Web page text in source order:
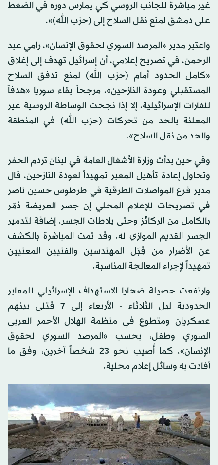
غير مباشرة للجانب الروسي كي يمارس دوره في الضغط
على دمشق لمنع نقل السلاح إلى (حزب الله)».
واعتبر مدير «المرصد السوري لحقوق الإنسان»، رامي عبد
الرحمن، في تصريح إعلامي، أن إسرائيل تهدف إلى إغلاق
«كامل الحدود أمام (حزب الله) لمنع تدفق السلاح
المستقبلي وعودة النازحين»، مرجحاً بقاء سوريا «هدفاً
للغارات الإسرائيلية، إلا إذا نجحت الوساطة الروسية غير
المعلنة بالحد من تحركات (حزب الله) في المنطقة
والحد من نقل السلاح».
وفي حين بدأت وزارة الأشغال العامة في لبنان تردم الحفر
وتحاول إعادة تأهيل المعبر تمهيداً لعودة النازحين، قال
مدير فرع المواصلات الطرقية في طرطوس حسين ناصر
في تصريحات للإعلام المحلي إن جسر العريضة دُمّر
بالكامل من الركائز وحتى بلاطات الجسر، إضافة لتدمير
الجسر القديم الموازي له. وقد تمت المباشرة بالكشف
عن الأضرار من قِبَل المهندسين والفنيين المعنيين
تمهيداً لإجراء المعالجة المناسبة.
وارتفعت حصيلة ضحايا الاستهداف الإسرائيلي للمعابر
الحدودية ليل الثلاثاء - الأربعاء إلى 7 قتلى بينهم
عسكريان ومتطوع في منظمة الهلال الأحمر العربي
السوري وطفل، بحسب «المرصد السوري لحقوق
الإنسان»، كما أُصيب نحو 23 شخصاً آخرين، وفق ما
أفادت به وسائل إعلام محلية.